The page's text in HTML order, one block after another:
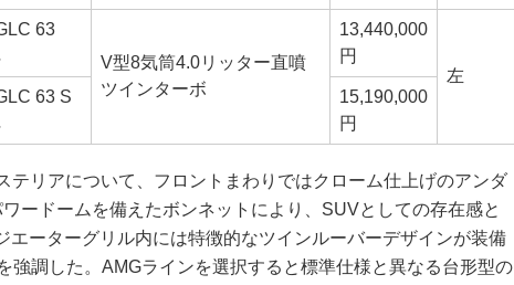
63
V型8気筒4.0リッター直噴
ツインターボ
13,440,000
円
左
63 S
15,190,000
円
リアについて、フロントまわりではクローム仕上げのアンダ
ードームを備えたボンネットにより、SUVとしての存在感と
エーターグリル内には特徴的なツインルーバーデザインが装備
強調した。AMGラインを選択すると標準仕様と異なる台形型の